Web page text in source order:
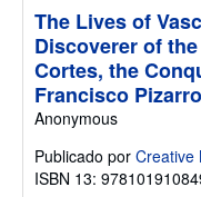
The Lives of
Discoverer of
Cortes, the
Francisco
Anonymous
Publicado por Creative
ISBN 13: